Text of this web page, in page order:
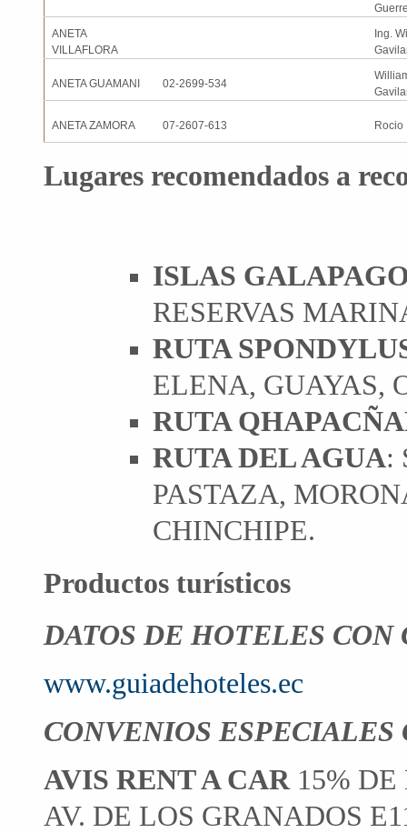
ANETA
VILLAFLORA
Ing.
ANETA GUAMANI 02-2699-534
ANETA ZAMORA 07-2607-613 Rocio
Lugares recomendados a
ISLAS
RESERVAS
RUTA
ELENA, GUAYAS,
RUTA
RUTA DEL AGUA:
PASTAZA,
CHINCHIPE.
Productos turísticos
DATOS DE HOTELES CON
www.guiadehoteles.ec
CONVENIOS ESPECIALES
AVIS RENT A CAR 15% DE
AV. DE LOS GRANADOS